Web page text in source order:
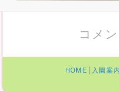
コメ
HOME 入園案内